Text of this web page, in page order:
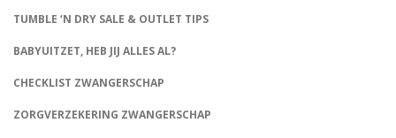
TUMBLE ‘N DRY SALE & OUTLET TIPS
BABYUITZET, HEB JIJ ALLES AL?
CHECKLIST ZWANGERSCHAP
ZORGVERZEKERING ZWANGERSCHAP